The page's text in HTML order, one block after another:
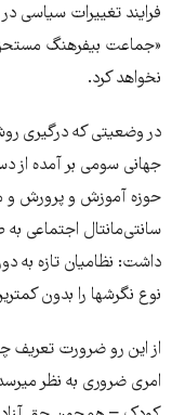
فرایند تغییرات سیاسی
«جماعت بی­فرهنگ
نخواهد کرد.
در وضعیتی که درگیری
جهانی سومی بر آمده از
حوزه آموزش و پرورش و
سانتی‌مانتال اجتماعی
داشت: نظامیان تازه به
نوع نگرش­ها را بدون
از این رو ضرورت تعریف
امری ضروری به نظر